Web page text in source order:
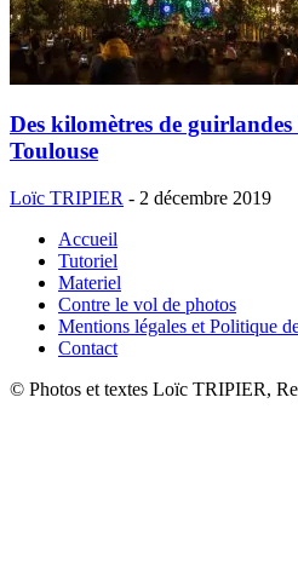
Des kilomètres de
Toulouse
Loïc TRIPIER - 2 décembre 2019
Accueil
Tutoriel
Materiel
Contre le vol de photos
Mentions légales et Politique
Contact
© Photos et textes Loïc TRIPIER,